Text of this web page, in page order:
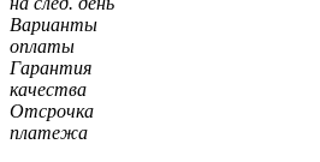
Варианты
оплаты
Гарантия
качества
Отсрочка
платежа